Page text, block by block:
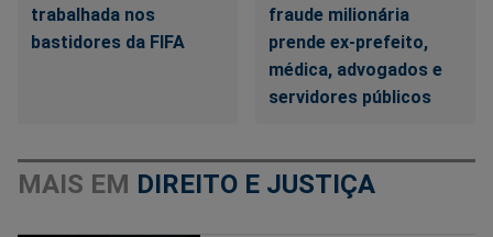
trabalhada nos
bastidores da FIFA
fraude milionária
prende ex-prefeito,
médica, advogados e
servidores públicos
MAIS EM DIREITO E JUSTIÇA